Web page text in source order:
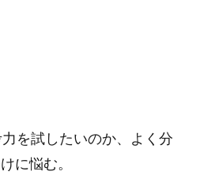
を試したいのか、よく分
に悩む。